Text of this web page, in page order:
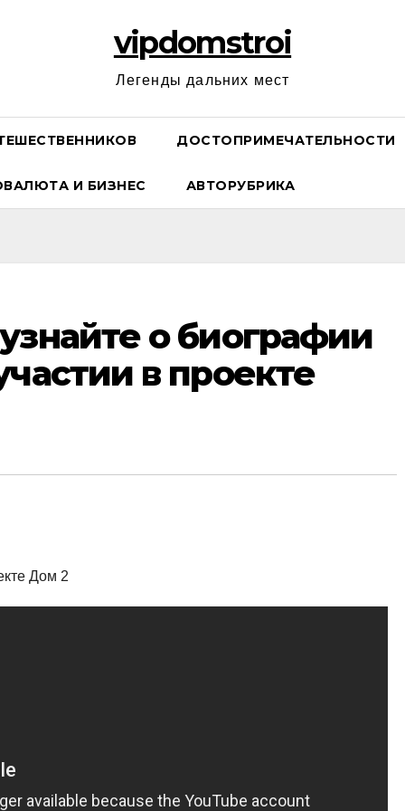
vipdomstroi
Легенды дальних мест
ДОСТОПРИМЕЧАТЕЛЬНОСТИ
И БИЗНЕС АВТОРУБРИКА
о биографии
в проекте